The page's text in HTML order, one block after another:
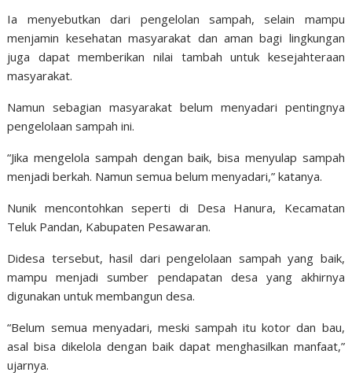
Ia menyebutkan dari pengelolan sampah, selain mampu
menjamin kesehatan masyarakat dan aman bagi lingkungan
juga dapat memberikan nilai tambah untuk kesejahteraan
masyarakat.
Namun sebagian masyarakat belum menyadari pentingnya
pengelolaan sampah ini.
“Jika mengelola sampah dengan baik, bisa menyulap sampah
menjadi berkah. Namun semua belum menyadari,” katanya.
Nunik mencontohkan seperti di Desa Hanura, Kecamatan
Teluk Pandan, Kabupaten Pesawaran.
Didesa tersebut, hasil dari pengelolaan sampah yang baik,
mampu menjadi sumber pendapatan desa yang akhirnya
digunakan untuk membangun desa.
“Belum semua menyadari, meski sampah itu kotor dan bau,
asal bisa dikelola dengan baik dapat menghasilkan manfaat,”
ujarnya.